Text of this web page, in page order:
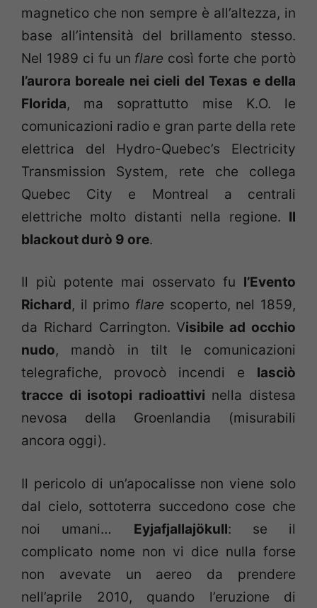
magnetico che non sempre è all’altezza, in
base all’intensità del brillamento stesso.
Nel 1989 ci fu un flare così forte che portò
l’aurora boreale nei cieli del Texas e della
Florida, ma soprattutto mise K.O. le
comunicazioni radio e gran parte della rete
elettrica del Hydro-Quebec’s Electricity
Transmission System, rete che collega
Quebec City e Montreal a centrali
elettriche molto distanti nella regione. Il
blackout durò 9 ore.
Il più potente mai osservato fu l’Evento
Richard, il primo flare scoperto, nel 1859,
da Richard Carrington. Visibile ad occhio
nudo, mandò in tilt le comunicazioni
telegrafiche, provocò incendi e lasciò
tracce di isotopi radioattivi nella distesa
nevosa della Groenlandia (misurabili
ancora oggi).
Il pericolo di un’apocalisse non viene solo
dal cielo, sottoterra succedono cose che
noi umani… Eyjafjallajökull: se il
complicato nome non vi dice nulla forse
non avevate un aereo da prendere
nell’aprile 2010, quando l’eruzione di